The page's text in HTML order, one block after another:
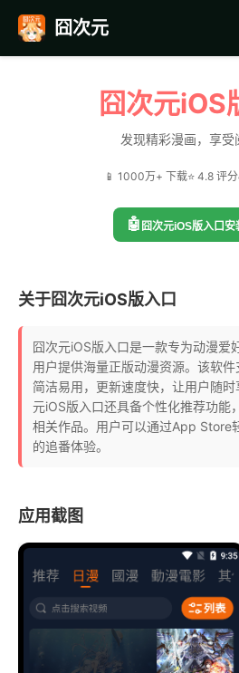
囧次元
囧次元iOS
发现精彩漫画，享受
📱 1000万+ 下载⭐ 4.8 评分
🤖 囧次元iOS版入口安
关于囧次元iOS版入口
囧次元iOS版入口是一款专为动漫爱
用户提供海量正版动漫资源。该软
简洁易用，更新速度快，让用户随
元iOS版入口还具备个性化推荐功能
相关作品。用户可以通过App Store
的追番体验。
应用截图